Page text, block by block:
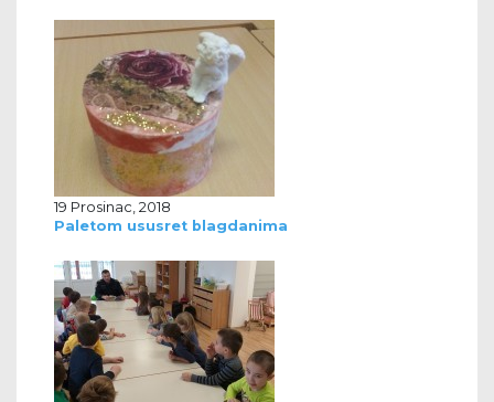
19 Prosinac, 2018
Paletom ususret blagdanima